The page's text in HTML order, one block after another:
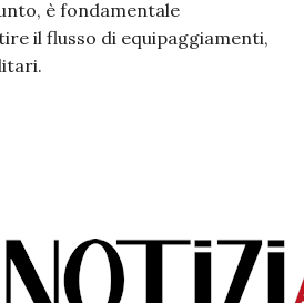
è fondamentale
il flusso di equipaggiamenti,